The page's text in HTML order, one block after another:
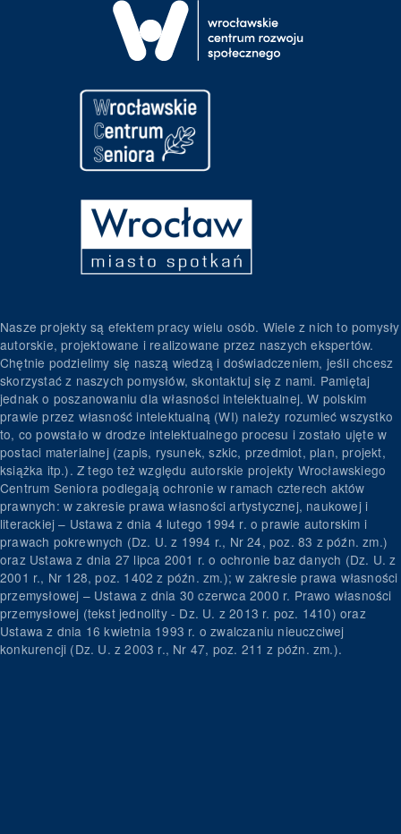
Nasze projekty są efektem pracy wielu osób. Wiele z nich to pomysły
autorskie, projektowane i realizowane przez naszych ekspertów.
Chętnie podzielimy się naszą wiedzą i doświadczeniem, jeśli chcesz
skorzystać z naszych pomysłów, skontaktuj się z nami. Pamiętaj
jednak o poszanowaniu dla własności intelektualnej. W polskim
prawie przez własność intelektualną (WI) należy rozumieć wszystko
to, co powstało w drodze intelektualnego procesu i zostało ujęte w
postaci materialnej (zapis, rysunek, szkic, przedmiot, plan, projekt,
książka itp.). Z tego też względu autorskie projekty Wrocławskiego
Centrum Seniora podlegają ochronie w ramach czterech aktów
prawnych: w zakresie prawa własności artystycznej, naukowej i
literackiej – Ustawa z dnia 4 lutego 1994 r. o prawie autorskim i
prawach pokrewnych (Dz. U. z 1994 r., Nr 24, poz. 83 z późn. zm.)
oraz Ustawa z dnia 27 lipca 2001 r. o ochronie baz danych (Dz. U. z
2001 r., Nr 128, poz. 1402 z późn. zm.); w zakresie prawa własności
przemysłowej – Ustawa z dnia 30 czerwca 2000 r. Prawo własności
przemysłowej (tekst jednolity - Dz. U. z 2013 r. poz. 1410) oraz
Ustawa z dnia 16 kwietnia 1993 r. o zwalczaniu nieuczciwej
konkurencji (Dz. U. z 2003 r., Nr 47, poz. 211 z późn. zm.).